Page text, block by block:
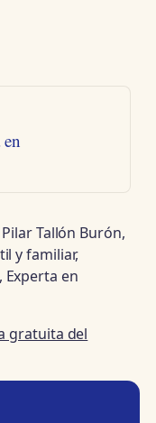
Tallón Burón,
y familiar,
Experta en
gratuita del